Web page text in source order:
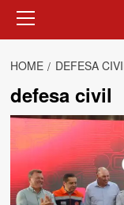
Menu
HOME DEFESA
defesa civil